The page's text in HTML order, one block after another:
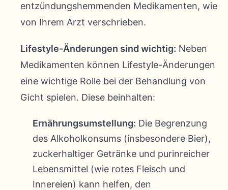
entzündungshemmenden Medikamenten, wie
von Ihrem Arzt verschrieben.
Lifestyle-Änderungen sind wichtig: Neben
Medikamenten können Lifestyle-Änderungen
eine wichtige Rolle bei der Behandlung von
Gicht spielen. Diese beinhalten:
Ernährungsumstellung: Die Begrenzung
des Alkoholkonsums (insbesondere Bier),
zuckerhaltiger Getränke und purinreicher
Lebensmittel (wie rotes Fleisch und
Innereien) kann helfen, den